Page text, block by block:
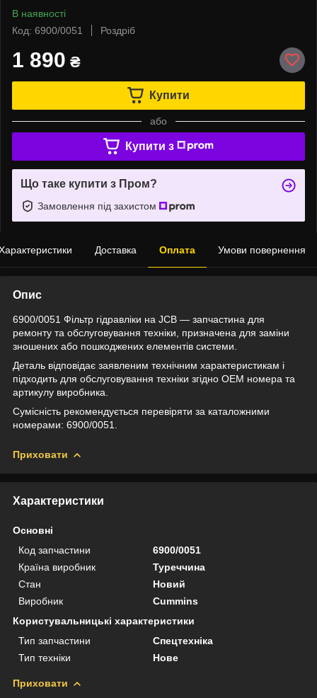
В наявності
Код: 6900/0051
Роздріб
1 890 ₴
Купити
або
Купити з
Що таке купити з Пром?
Замовлення під захистом
Доставка Оплата Умови повернення
Опис
6900/0051 Фільтр гідравліки на JCB — запчастина для
ремонту та обслуговування техніки, призначена для заміни
зношених або пошкоджених елементів системи.
Деталь відповідає заявленим технічним характеристикам і
підходить для обслуговування техніки згідно OEM номера та
артикулу виробника.
Сумісність рекомендується перевіряти за каталожними
номерами: 6900/0051.
Приховати
Характеристики
Основні
Код запчастини
6900/0051
Країна виробник
Туреччина
Стан
Новий
Виробник
Cummins
Користувальницькі характеристики
Тип запчастини
Спецтехніка
Тип техніки
Нове
Приховати